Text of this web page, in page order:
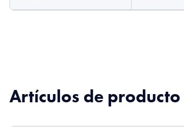
Artículos de producto